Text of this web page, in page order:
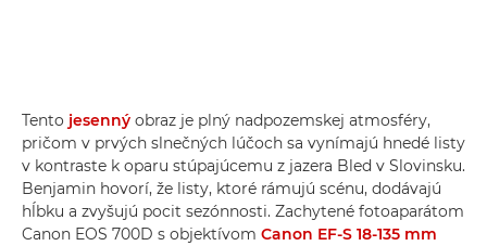
Tento jesenný obraz je plný nadpozemskej atmosféry,
pričom v prvých slnečných lúčoch sa vynímajú hnedé listy
v kontraste k oparu stúpajúcemu z jazera Bled v Slovinsku.
Benjamin hovorí, že listy, ktoré rámujú scénu, dodávajú
hĺbku a zvyšujú pocit sezónnosti. Zachytené fotoaparátom
Canon EOS 700D s objektívom Canon EF-S 18-135 mm